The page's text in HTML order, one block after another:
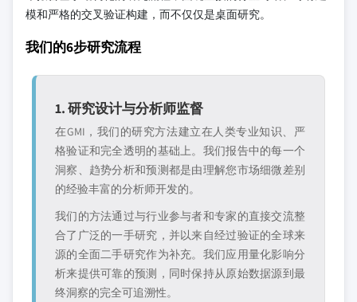
模和严格的交叉验证构建，而不仅仅是桌面研究。
我们的6步研究流程
1. 研究设计与分析师监督
在GMI，我们的研究方法建立在人类专业知识、严
格验证和完全透明的基础上。我们报告中的每一个
洞察、趋势分析和预测都是由理解您市场细微差别
的经验丰富的分析师开发的。
我们的方法通过与行业参与者和专家的直接交流整
合了广泛的一手研究，并以来自经过验证的全球来
源的全面二手研究作为补充。我们应用量化影响分
析来提供可靠的预测，同时保持从原始数据源到最
终洞察的完全可追溯性。